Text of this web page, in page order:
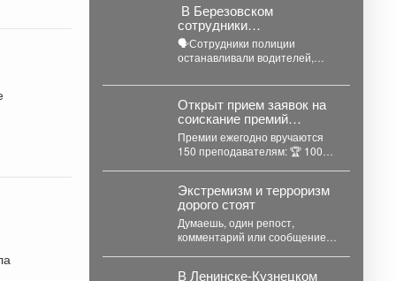
‍ В Березовском
сотрудники
Госавтоинспекции и
представители РЖД
провели совместный
рейд
🗣Сотрудники полиции
останавливали водителей,
проезда железнодорожных
переездов и не создавать
аварийных ситуаций....
Открыт прием заявок на
соискание премий
Президента Российской
Федерации для
преподавателей в
области музыкального
искусства в 2026 году.
Премии ежегодно вручаются
150 преподавателям: 🏆 100
Экстремизм и терроризм
дорого стоят
Думаешь, один репост,
комментарий или сообщение
В Ленинске-Кузнецком